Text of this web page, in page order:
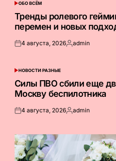
ОПУБЛИКОВАНО
В
ОБО ВСЁМ
Тренды ролевого
перемен и новых
Опубликовано
4 августа, 2026Запись
admin
ОПУБЛИКОВАНО
НОВОСТИ РАЗНЫЕ
Силы ПВО сбили еще
Москву беспилотника
Опубликовано
4 августа, 2026Запись
admin